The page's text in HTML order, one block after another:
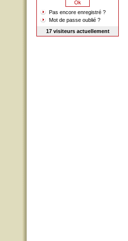
Pas encore enregistré ?
Mot de passe oublié ?
17 visiteurs actuellement